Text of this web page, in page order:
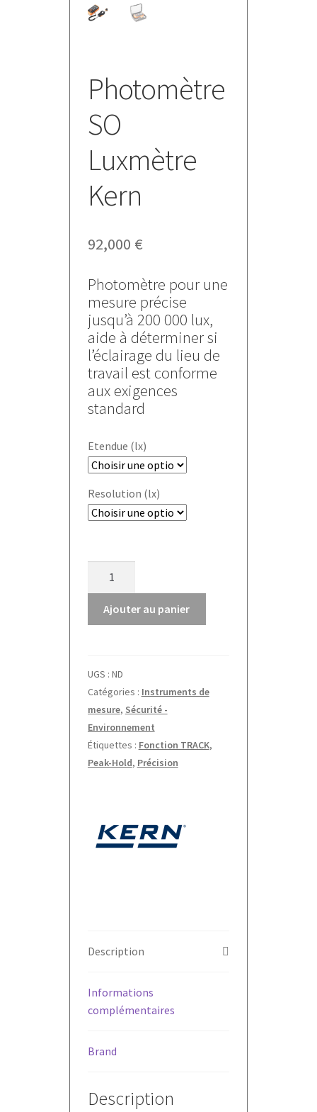
Photomètre
SO
Luxmètre
Kern
92,000 €
Photomètre pour une
mesure précise
jusqu’à 200 000 lux,
aide à déterminer si
l’éclairage du lieu de
travail est conforme
aux exigences
standard
Etendue (lx)
Resolution (lx)
Photomètre
SO
Ajouter au panier
UGS : ND
Catégories : Instruments de
mesure, Sécurité -
Environnement
Étiquettes : Fonction TRACK,
Peak-Hold, Précision
Description
Informations
complémentaires
Brand
Description